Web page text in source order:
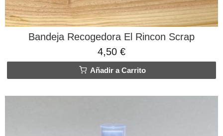
Bandeja Recogedora El Rincon Scrap
4,50 €
Añadir a Carrito